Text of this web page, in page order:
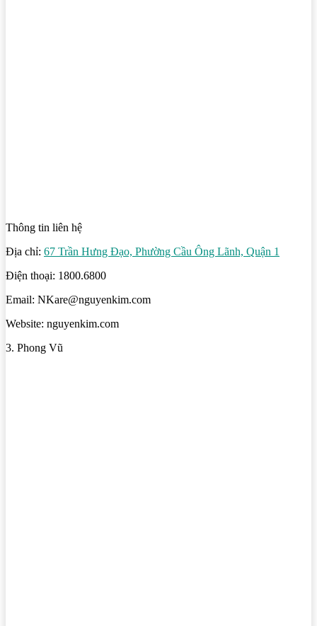
Thông tin liên hệ
Địa chỉ: 67 Trần Hưng Đạo, Phường Cầu Ông Lãnh, Quận 1
Điện thoại: 1800.6800
Email: NKare@nguyenkim.com
Website: nguyenkim.com
3. Phong Vũ